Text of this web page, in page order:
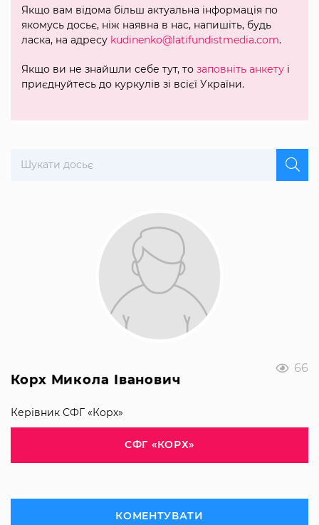
66
Корх Микола Іванович
Керівник СФГ «Корх»
СФГ «КОРХ»
КОМЕНТУВАТИ
Якщо вам відома більш актуальна інформація по
якомусь досьє, ніж наявна в нас, напишіть, будь
ласка, на адресу kudinenko@latifundistmedia.com.
Якщо ви не знайшли себе тут, то заповніть анкету і
приєднуйтесь до куркулів зі всієї України.